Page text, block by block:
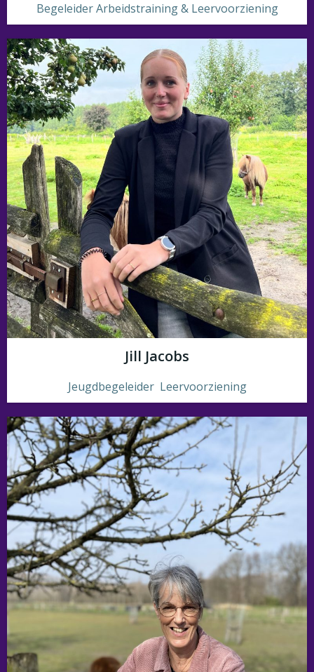
Begeleider Arbeidstraining & Leervoorziening
Jill Jacobs
Jeugdbegeleider Leervoorziening